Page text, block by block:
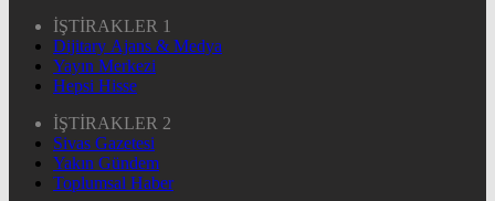
İŞTİRAKLER 1
Dijitary Ajans & Medya
Yayın Merkezi
Hepsi Hisse
İŞTİRAKLER 2
Sivas Gazetesi
Yakın Gündem
Toplumsal Haber